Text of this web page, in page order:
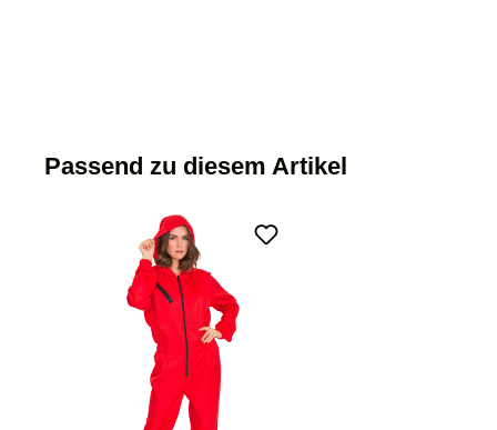
Passend zu diesem Artikel